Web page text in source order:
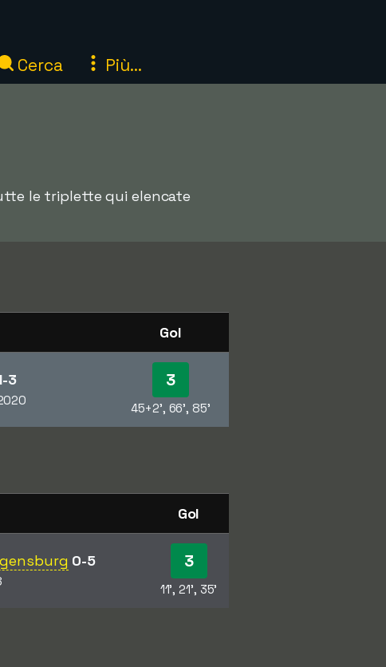
Cerca Più...
le triplette qui elencate
Gol
3 3
45+2', 66', 85'
Gol
0-5 3
11', 21', 35'